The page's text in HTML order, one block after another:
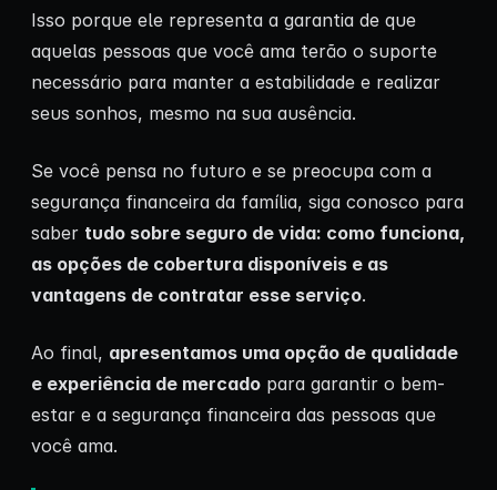
Isso porque ele representa a garantia de que
aquelas pessoas que você ama terão o suporte
necessário para manter a estabilidade e realizar
seus sonhos, mesmo na sua ausência.
Se você pensa no futuro e se preocupa com a
segurança financeira da família, siga conosco para
saber tudo sobre seguro de vida: como funciona,
as opções de cobertura disponíveis e as
vantagens de contratar esse serviço.
Ao final, apresentamos uma opção de qualidade
e experiência de mercado para garantir o bem-
estar e a segurança financeira das pessoas que
você ama.